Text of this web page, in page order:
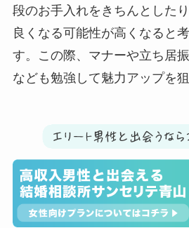
段のお手入れをきちんとした
良くなる可能性が高くなると
す。この際、マナーや立ち居
なども勉強して魅力アップを